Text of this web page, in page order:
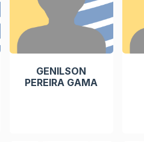
GENILSON
PEREIRA GAMA